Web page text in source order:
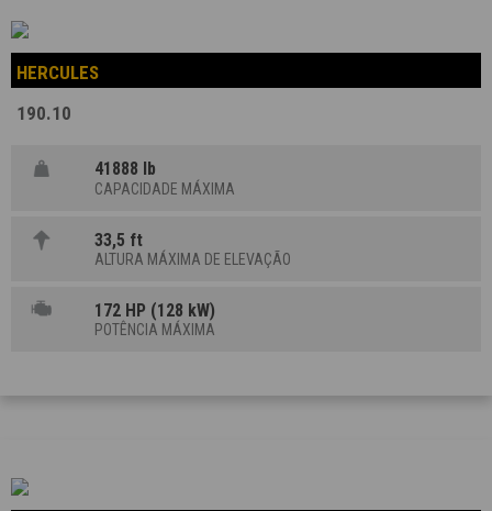
HERCULES
190.10
41888 lb
CAPACIDADE MÁXIMA
33,5 ft
ALTURA MÁXIMA DE ELEVAÇÃO
172 HP (128 kW)
POTÊNCIA MÁXIMA